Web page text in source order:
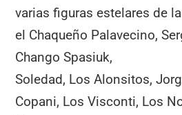
varias figuras estelares de
el Chaqueño Palavecino,
Chango Spasiuk,
Soledad, Los Alonsitos,
Copani, Los Visconti, Los